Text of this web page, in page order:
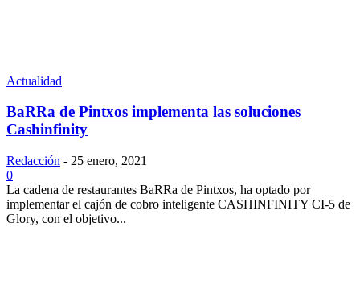
Actualidad
BaRRa de Pintxos implementa las soluciones
Cashinfinity
Redacción - 25 enero, 2021
0
La cadena de restaurantes BaRRa de Pintxos, ha optado por
implementar el cajón de cobro inteligente CASHINFINITY CI-5 de
Glory, con el objetivo...